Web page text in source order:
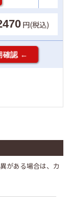
円(税込)
がある場合は、カ